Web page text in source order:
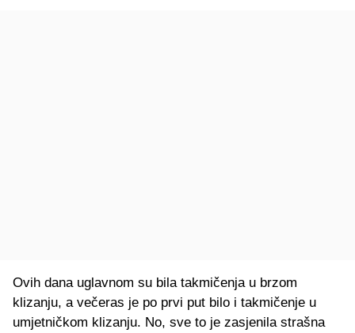
Ovih dana uglavnom su bila takmičenja u brzom
klizanju, a večeras je po prvi put bilo i takmičenje u
umjetničkom klizanju. No, sve to je zasjenila strašna